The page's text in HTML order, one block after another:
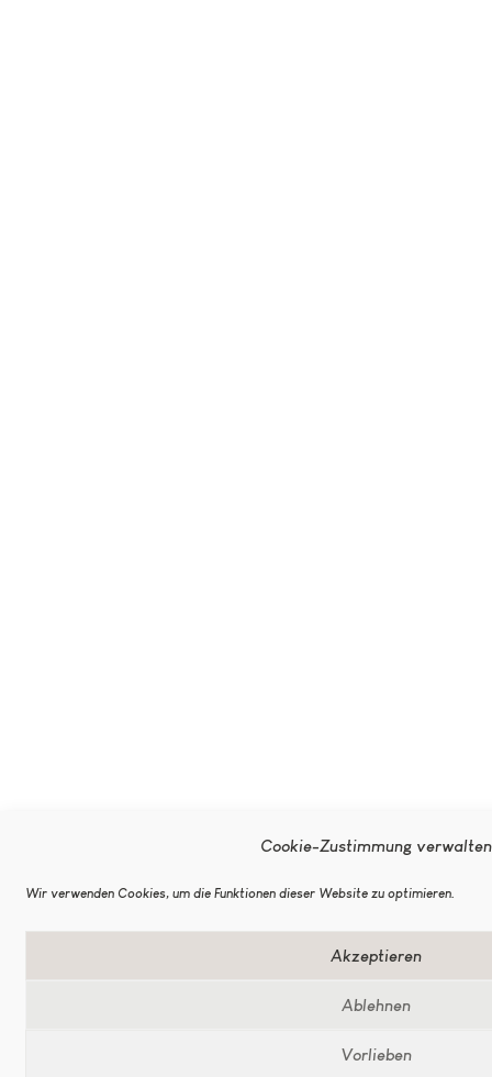
Cookie-Zustimmung verwalten
Wir verwenden Cookies, um die Funktionen dieser Website zu optimieren.
Akzeptieren
Ablehnen
Vorlieben